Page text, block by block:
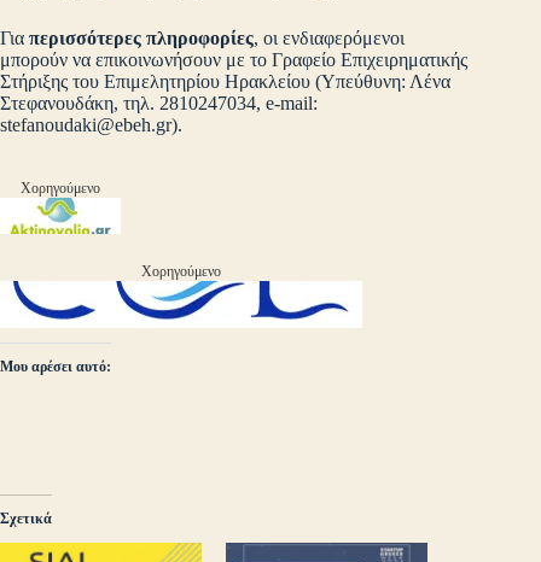
Για περισσότερες πληροφορίες, οι ενδιαφερόμενοι
μπορούν να επικοινωνήσουν με το Γραφείο Επιχειρηματικής
Στήριξης του Επιμελητηρίου Ηρακλείου (Υπεύθυνη: Λένα
Στεφανουδάκη, τηλ. 2810247034, e-mail:
stefanoudaki@ebeh.gr).
Χορηγούμενο
Χορηγούμενο
Μου αρέσει αυτό:
Σχετικά